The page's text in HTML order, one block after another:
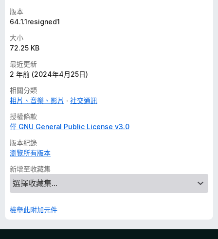
版本
64.1.1resigned1
大小
72.25 KB
最近更新
2 年前 (2024年4月25日)
相關分類
相片、音樂、影片
社交通訊
授權條款
僅 GNU General Public License v3.0
版本紀錄
瀏覽所有版本
新增至收藏集
檢舉此附加元件